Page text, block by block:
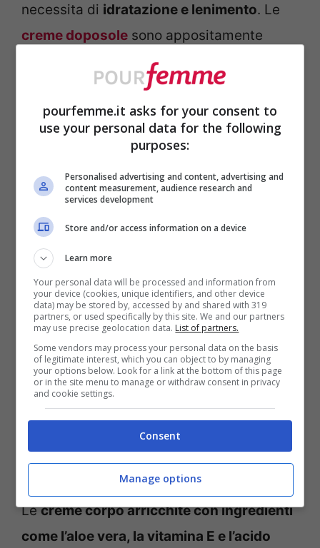
necessita di idratazione e lenimento. Le
creme doposole sono appositamente
formulate per rinfrescare la pelle,
prevenire la desquamazione e prolungare
l’abbronzatura. Oltre ai doposole, anche gli
oli naturali,come quelli di cocco, jojoba o
profondità la pelle senza appesantirla,
lasciandola setosa e luminosa.
I prodotti skin care da usare in estate dopo una giornata al
mare -pourfemme.it
Lecreme corpo arricchite con ingredienti
come l’aloe vera, la vitamina E e l’acido
pourfemme.it asks for your consent to
use your personal data for the following
purposes:
Personalised advertising and content, advertising and
content measurement, audience research and
services development
Store and/or access information on a device
Learn more
Your personal data will be processed and information from
your device (cookies, unique identifiers, and other device
data) may be stored by, accessed by and shared with 319
partners, or used specifically by this site. We and our partners
may use precise geolocation data. List of partners.
Some vendors may process your personal data on the basis
of legitimate interest, which you can object to by managing
your options below. Look for a link at the bottom of this page
or in the site menu to manage or withdraw consent in privacy
and cookie settings.
Consent
Manage options